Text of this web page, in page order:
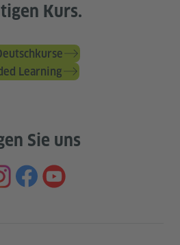
Kurs.
Learning
Sie uns